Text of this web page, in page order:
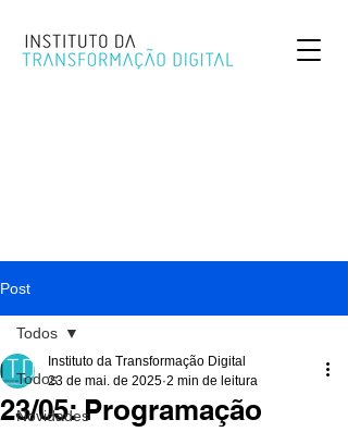
Post
Todos
Novidades
Todos
23/05: Programação
Instituto da Transformação Digital
23 de mai. de 2025 2 min de leitura